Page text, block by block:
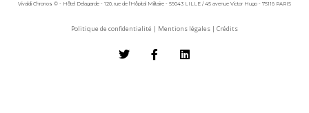
Vivaldi Chronos © - Hôtel Delagarde - 120, rue de l'Hôpital Militaire - 59043 LILLE / 45 avenue Victor Hugo - 75116 PARIS
Politique de confidentialité | Mentions légales | Crédits